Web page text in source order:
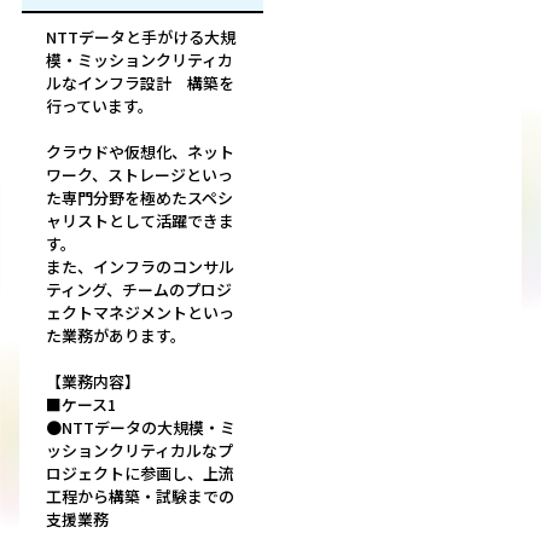
NTTデータと手がける大規
模・ミッションクリティカ
ルなインフラ設計 構築を
行っています。
クラウドや仮想化、ネット
ワーク、ストレージといっ
た専門分野を極めたスペシ
ャリストとして活躍できま
す。
また、インフラのコンサル
ティング、チームのプロジ
ェクトマネジメントといっ
た業務があります。
【業務内容】
■ケース1
●NTTデータの大規模・ミ
ッションクリティカルなプ
ロジェクトに参画し、上流
工程から構築・試験までの
支援業務